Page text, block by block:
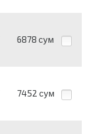
6878 сум
7452 сум